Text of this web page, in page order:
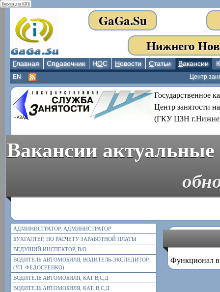
Версия для КПК
GaGa.Su
Нижнего
Главная Справочник НОС Новости Статьи Вакансии
Центр
EN
Государственное
Центр занятости
(ГКУ ЦЗН
Вакансии актуальные
АДМИНИСТРАТОР, АДМИНИСТРАТОР
БУХГАЛТЕР, ПО РАСЧЕТУ ЗАРАБОТНОЙ ПЛАТЫ
ВЕДУЩИЙ ИНСПЕКТОР, В/О
ВОДИТЕЛЬ АВТОМОБИЛЯ, ВОДИТЕЛЬ-ЭКСПЕДИТОР
(УЛ. ФЕДОСЕЕНКО)
ВОДИТЕЛЬ АВТОМОБИЛЯ, КАТ В,С,Д
ВОДИТЕЛЬ АВТОМОБИЛЯ, КАТ. В,С,Д
Функционал